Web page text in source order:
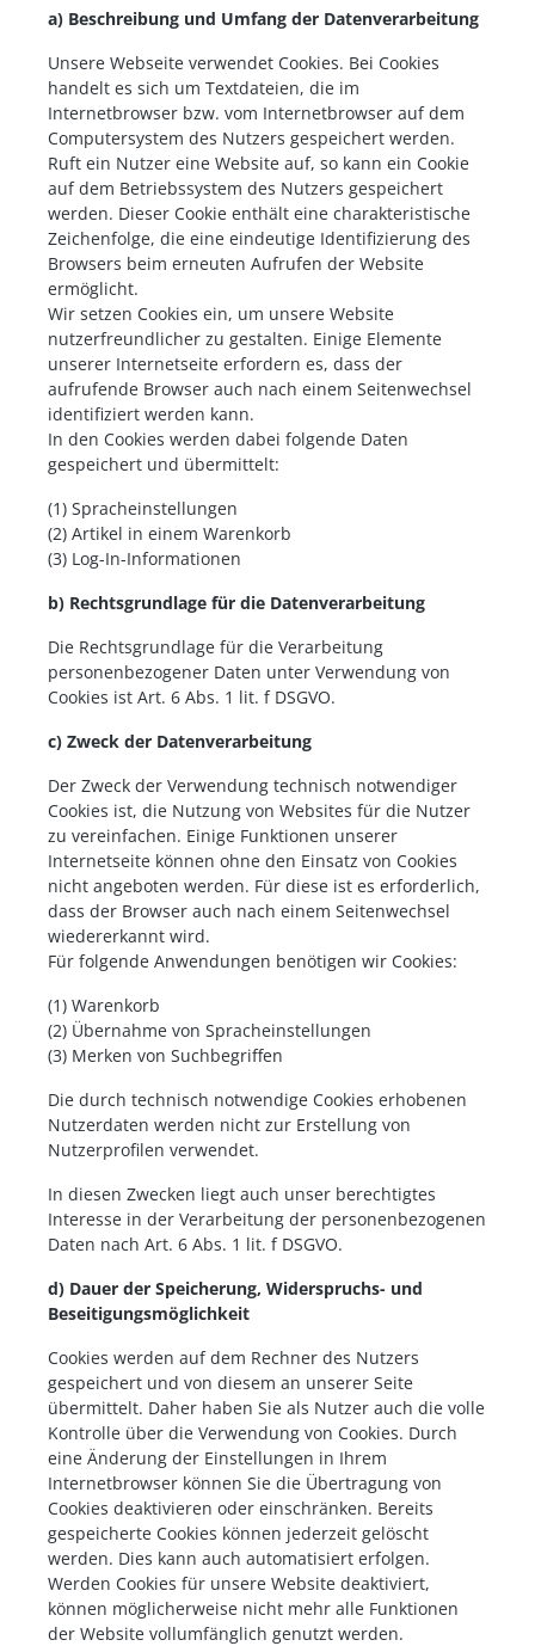
a) Beschreibung und Umfang der Datenverarbeitung
Unsere Webseite verwendet Cookies. Bei Cookies
handelt es sich um Textdateien, die im
Internetbrowser bzw. vom Internetbrowser auf dem
Computersystem des Nutzers gespeichert werden.
Ruft ein Nutzer eine Website auf, so kann ein Cookie
auf dem Betriebssystem des Nutzers gespeichert
werden. Dieser Cookie enthält eine charakteristische
Zeichenfolge, die eine eindeutige Identifizierung des
Browsers beim erneuten Aufrufen der Website
ermöglicht.
Wir setzen Cookies ein, um unsere Website
nutzerfreundlicher zu gestalten. Einige Elemente
unserer Internetseite erfordern es, dass der
aufrufende Browser auch nach einem Seitenwechsel
identifiziert werden kann.
In den Cookies werden dabei folgende Daten
gespeichert und übermittelt:
(1) Spracheinstellungen
(2) Artikel in einem Warenkorb
(3) Log-In-Informationen
b) Rechtsgrundlage für die Datenverarbeitung
Die Rechtsgrundlage für die Verarbeitung
personenbezogener Daten unter Verwendung von
Cookies ist Art. 6 Abs. 1 lit. f DSGVO.
c) Zweck der Datenverarbeitung
Der Zweck der Verwendung technisch notwendiger
Cookies ist, die Nutzung von Websites für die Nutzer
zu vereinfachen. Einige Funktionen unserer
Internetseite können ohne den Einsatz von Cookies
nicht angeboten werden. Für diese ist es erforderlich,
dass der Browser auch nach einem Seitenwechsel
wiedererkannt wird.
Für folgende Anwendungen benötigen wir Cookies:
(1) Warenkorb
(2) Übernahme von Spracheinstellungen
(3) Merken von Suchbegriffen
Die durch technisch notwendige Cookies erhobenen
Nutzerdaten werden nicht zur Erstellung von
Nutzerprofilen verwendet.
In diesen Zwecken liegt auch unser berechtigtes
Interesse in der Verarbeitung der personenbezogenen
Daten nach Art. 6 Abs. 1 lit. f DSGVO.
d) Dauer der Speicherung, Widerspruchs- und
Beseitigungsmöglichkeit
Cookies werden auf dem Rechner des Nutzers
gespeichert und von diesem an unserer Seite
übermittelt. Daher haben Sie als Nutzer auch die volle
Kontrolle über die Verwendung von Cookies. Durch
eine Änderung der Einstellungen in Ihrem
Internetbrowser können Sie die Übertragung von
Cookies deaktivieren oder einschränken. Bereits
gespeicherte Cookies können jederzeit gelöscht
werden. Dies kann auch automatisiert erfolgen.
Werden Cookies für unsere Website deaktiviert,
können möglicherweise nicht mehr alle Funktionen
der Website vollumfänglich genutzt werden.